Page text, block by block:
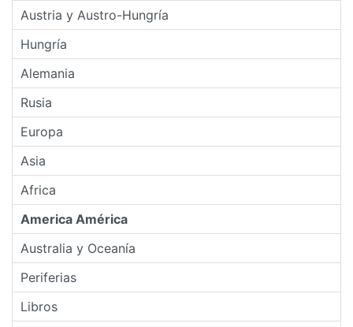
Austria y Austro-Hungría
Hungría
Alemania
Rusia
Europa
Asia
Africa
America América
Australia y Oceanía
Periferias
Libros